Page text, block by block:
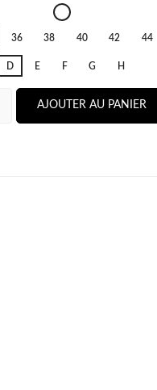
Douala
36 38 40 42 44
D E F G H
AJOUTER AU PANIER